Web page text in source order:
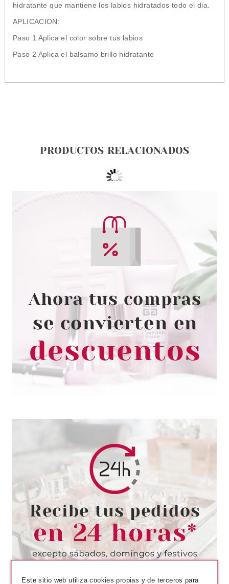
hidratante que mantiene los labios hidratados todo el dia.
APLICACION:
Paso 1 Aplica el color sobre tus labios
Paso 2 Aplica el balsamo brillo hidratante
PRODUCTOS RELACIONADOS
MAYBELLINE
MAYBELLINE TENUE & STRONG
ESMALTE DE UÑAS 886 24/7
FUCHSIA 10 ML
desde
1.60€
MAYBELLINE
MAYBELLINE SUPERSTAY 7
DAYS 872 RED HOT GATEWAY
10 ML
1.39€
Este sitio web utiliza cookies propias y de terceros para